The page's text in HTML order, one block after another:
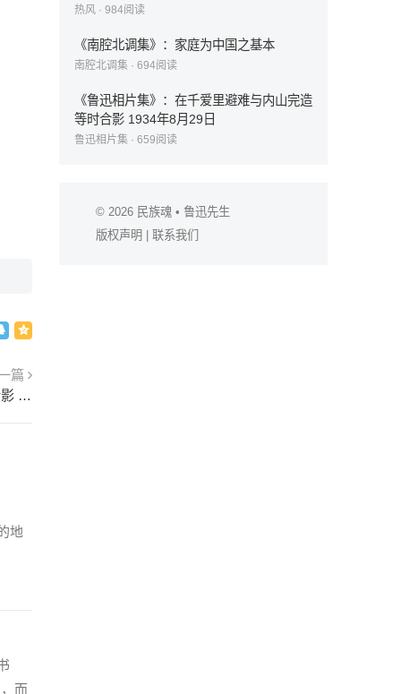
篇
《鲁迅相片集》：“一八艺社”举办木刻讲授会合影 1931年8月22日
地
而
热风 · 984阅读
《南腔北调集》：家庭为中国之基本
南腔北调集 · 694阅读
《鲁迅相片集》：在千爱里避难与内山完造
等时合影 1934年8月29日
鲁迅相片集 · 659阅读
© 2026 民族魂 • 鲁迅先生
版权声明
联系我们